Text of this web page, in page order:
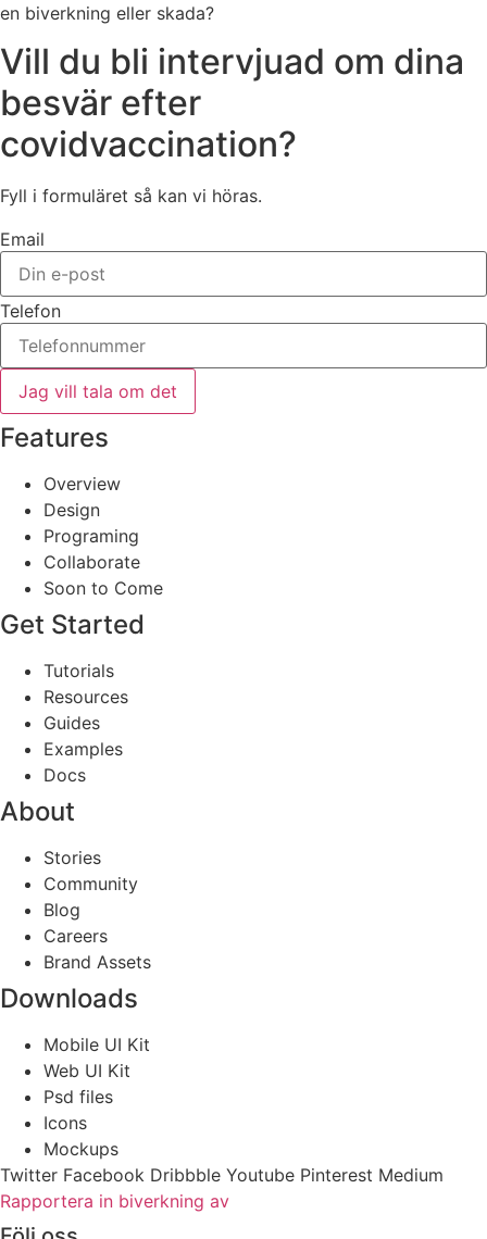
en biverkning eller skada?
Vill du bli intervjuad om dina
besvär efter
covidvaccination?
Fyll i formuläret så kan vi höras.
Email
Telefon
Jag vill tala om det
Features
Overview
Design
Programing
Collaborate
Soon to Come
Get Started
Tutorials
Resources
Guides
Examples
Docs
About
Stories
Community
Blog
Careers
Brand Assets
Downloads
Mobile UI Kit
Web UI Kit
Psd files
Icons
Mockups
Twitter Facebook Dribbble Youtube Pinterest Medium
Rapportera in biverkning av